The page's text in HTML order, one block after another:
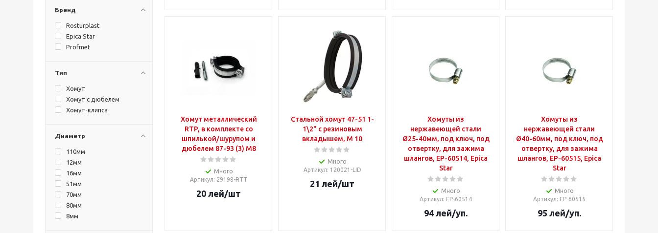
Бренд
Rosturplast
Epica Star
Profmet
Тип
Хомут
Хомут с дюбелем
Хомут-клипса
Диаметр
110мм
12мм
16мм
51мм
70мм
80мм
8мм
Хомут металлический
RTP, в комплекте со
шпилькой/шурупом и
дюбелем 87-93 (3) M8
Много
Артикул: 29198-RTT
20 лей/шт
Стальной хомут 47-51 1-
1\2" с резиновым
вкладышем, M 10
Много
Артикул: 120021-LID
21 лей/шт
Хомуты из
нержавеющей стали
Ø25-40мм, под ключ, под
отвертку, для зажима
шлангов, EP-60514, Epica
Star
Много
Артикул: EP-60514
94 лей/уп.
Хомуты из
нержавеющей стали
Ø40-60мм, под ключ, под
отвертку, для зажима
шлангов, EP-60515, Epica
Star
Много
Артикул: EP-60515
95 лей/уп.